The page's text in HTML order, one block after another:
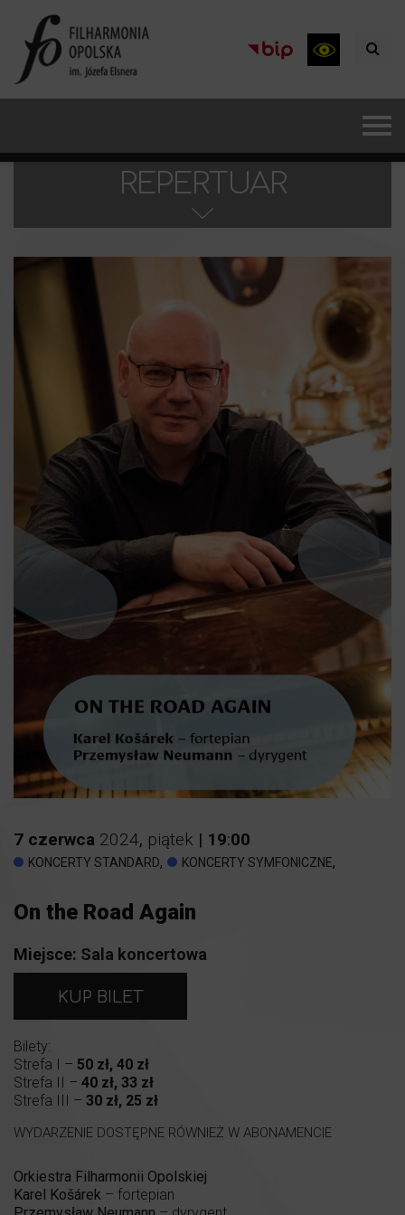
REPERTUAR
7 czerwca 2024, piątek | 19:00
KONCERTY STANDARD, KONCERTY SYMFONICZNE,
On the Road Again
Miejsce: Sala koncertowa
KUP BILET
Bilety:
Strefa I – 50 zł, 40 zł
Strefa II – 40 zł, 33 zł
Strefa III – 30 zł, 25 zł
WYDARZENIE DOSTĘPNE RÓWNIEŻ W ABONAMENCIE
Orkiestra Filharmonii Opolskiej
Karel Košárek – fortepian